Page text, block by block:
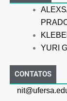
YURI
CONTATOS